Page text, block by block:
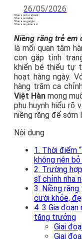
26/05/2026
Share on facebook
Share on twitter
Share on google
Share on pinterest
Niềng răng trẻ em
là mối quan tâm
con gặp tình
khiến bé thiếu tự
hoạt hàng ngày.
hàng trăm ca
Việt Hàn mong
phụ huynh hiểu rõ
niềng răng để sớm
Nội dung
1. Thời điểm
không nên
2. Trường
sĩ chỉnh nha
3. Niềng
cười khỏe,
4. 3 Gia
tăng trưởng
Giai
Giai